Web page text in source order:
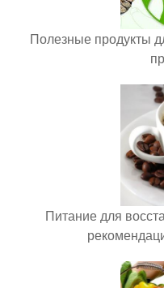
Полезные продукты
Питание для